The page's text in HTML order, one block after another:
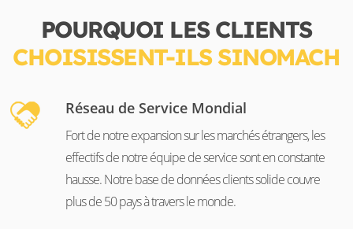
POURQUOI LES CLIENTS
CHOISISSENT-ILS SINOMACH
Réseau de Service Mondial
Fort de notre expansion sur les marchés étrangers, les
effectifs de notre équipe de service sont en constante
hausse. Notre base de données clients solide couvre
plus de 50 pays à travers le monde.